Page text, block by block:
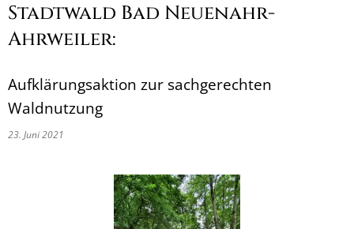
Stadtwald Bad Neuenahr-
Ahrweiler:
Aufklärungsaktion zur sachgerechten
Waldnutzung
23. Juni 2021